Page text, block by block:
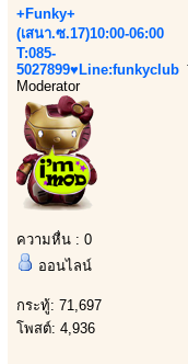
+Funky+
(เสนา.ซ.17)10:00-06:00
T:085-
5027899♥Line:funkyclub
Moderator
ความหื่น : 0
ออนไลน์
กระทู้: 71,697
โพสต์: 4,936